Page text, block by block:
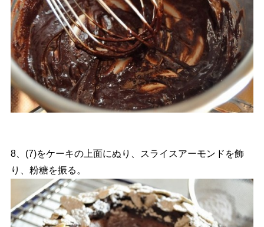
8、(7)をケーキの上面にぬり、スライスアーモンドを飾
り、粉糖を振る。